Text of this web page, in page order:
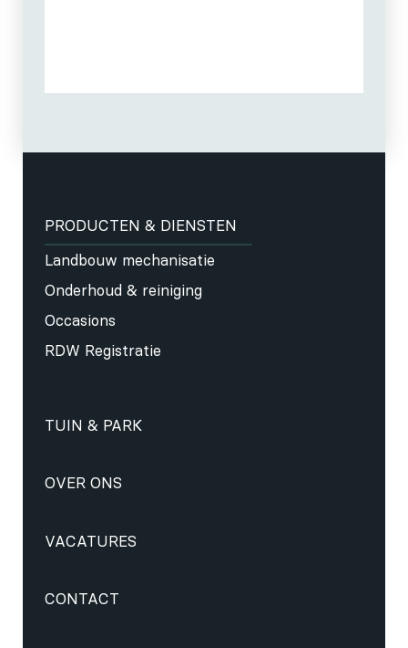
PRODUCTEN & DIENSTEN
Landbouw mechanisatie
Onderhoud & reiniging
Occasions
RDW Registratie
TUIN & PARK
OVER ONS
VACATURES
CONTACT